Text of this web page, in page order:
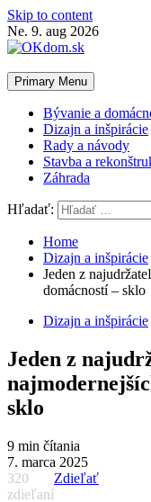
Skip to content
Ne. 9. aug 2026
Primary Menu
Bývanie a
Dizajn a inšpirácie
Rady a návody
Stavba a
Záhrada
Hľadať:
Home
Dizajn a inšpirácie
Jeden z
domácností – sklo
Dizajn a inšpirácie
Jeden z
sklo
9 min čítania
7. marca 2025
320
zdieľaní
Zdieľať